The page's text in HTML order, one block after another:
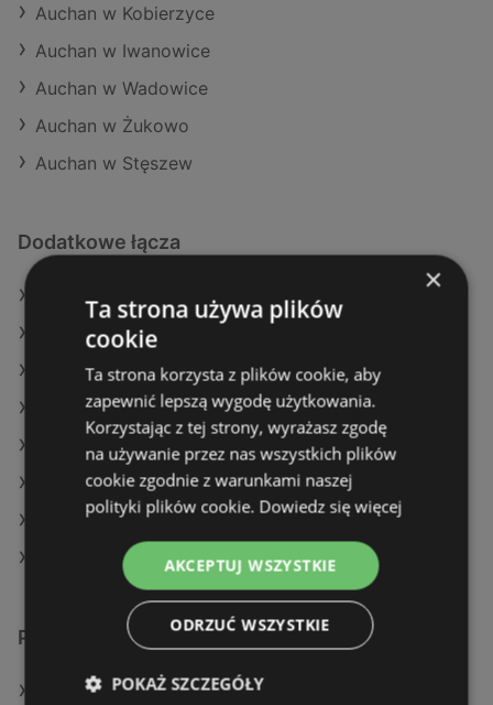
Auchan w Kobierzyce
Auchan w Iwanowice
Auchan w Wadowice
Auchan w Żukowo
Auchan w Stęszew
Dodatkowe łącza
Oferty Auchan
Oferty Makro
Oferty Carrefour
Aktualne gazetki Gram Market
Aktualne gazetki Lidl
Aktualne gazetki Carrefour
Aktualne gazetki Action
Aktualne gazetki Biedronka
Podobne sklepy detaliczne
Oferty Kaufland
×
Ta strona używa plików
cookie
Ta strona korzysta z plików cookie, aby
zapewnić lepszą wygodę użytkowania.
Korzystając z tej strony, wyrażasz zgodę
na używanie przez nas wszystkich plików
cookie zgodnie z warunkami naszej
polityki plików cookie. Dowiedz się więcej
AKCEPTUJ WSZYSTKIE
ODRZUĆ WSZYSTKIE
POKAŻ SZCZEGÓŁY